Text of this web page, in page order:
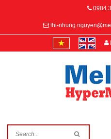
thi-